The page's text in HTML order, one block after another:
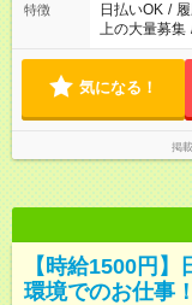
特徴 日払いOK /
上の大量募集
気になる！
掲
【時給1500円
環境でのお仕事！